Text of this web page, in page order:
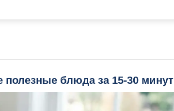
блюда за 15-30 минут